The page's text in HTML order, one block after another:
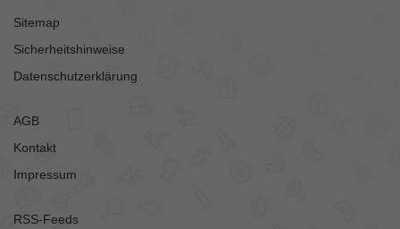
Sitemap
Sicherheitshinweise
Datenschutzerklärung
AGB
Kontakt
Impressum
RSS-Feeds